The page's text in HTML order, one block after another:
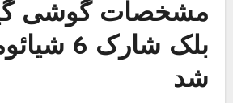
مشخصات گوشی
بلک شارک
شد